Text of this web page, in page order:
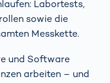
Labortests,
sowie die
Messkette.
und Software
arbeiten – und